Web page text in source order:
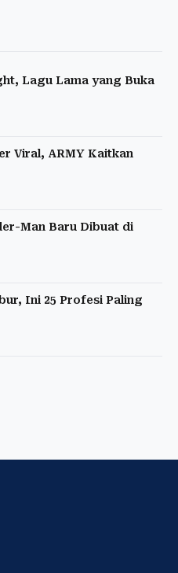
Lagu Lama yang Buka
Viral, ARMY Kaitkan
Man Baru Dibuat di
Ini 25 Profesi Paling